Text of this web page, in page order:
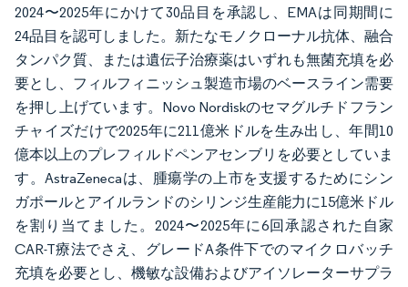
2024〜2025年にかけて30品目を承認し、EMAは同期間に
24品目を認可しました。新たなモノクローナル抗体、融合
タンパク質、または遺伝子治療薬はいずれも無菌充填を必
要とし、フィルフィニッシュ製造市場のベースライン需要
を押し上げています。Novo Nordiskのセマグルチドフラン
チャイズだけで2025年に211億米ドルを生み出し、年間10
億本以上のプレフィルドペンアセンブリを必要としていま
す。AstraZenecaは、腫瘍学の上市を支援するためにシン
ガポールとアイルランドのシリンジ生産能力に15億米ドル
を割り当てました。2024〜2025年に6回承認された自家
CAR-T療法でさえ、グレードA条件下でのマイクロバッチ
充填を必要とし、機敏な設備およびアイソレーターサプラ